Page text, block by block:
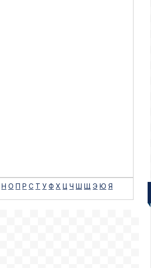
Н О П Р С Т У Ф Х Ц Ч Ш Щ Э Ю Я